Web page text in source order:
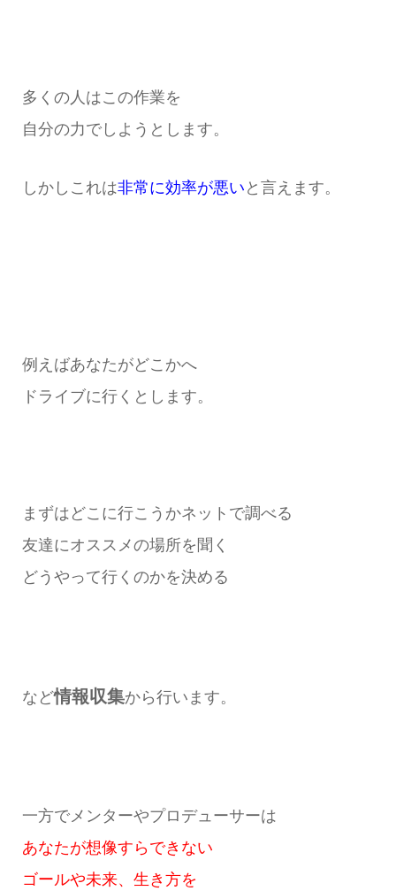
多くの人はこの作業を
自分の力でしようとします。
しかしこれは非常に効率が悪い と言えます。
例えばあなたがどこかへ
ドライブに行くとします。
まずはどこに行こうかネットで調べる
友達にオススメの場所を聞く
どうやって行くのかを決める
など情報収集から行います。
一方でメンターやプロデューサーは
あなたが想像すらできない
ゴールや未来、生き方を